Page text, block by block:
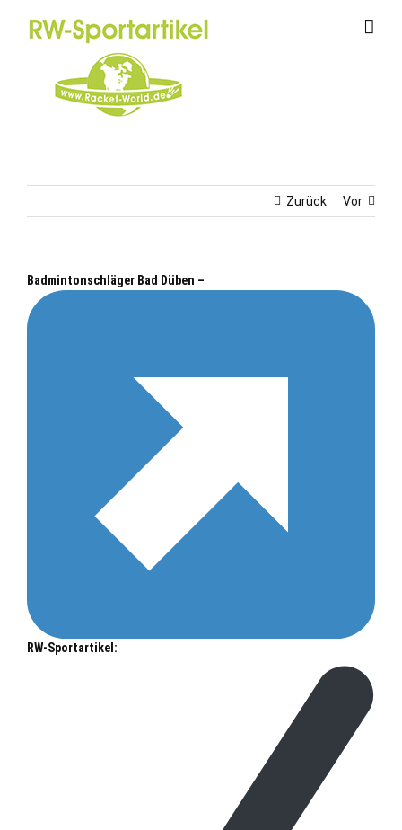
Zurück Vor
Badmintonschläger Bad Düben –
RW-Sportartikel: